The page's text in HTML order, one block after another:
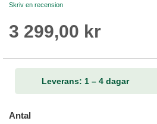
of
images
Skriv en recension
3 299,00 kr
Leverans: 1 – 4 dagar
Antal